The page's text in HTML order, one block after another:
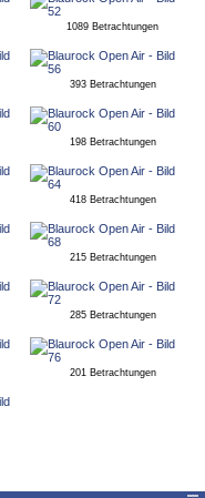
1089 Betrachtungen
393 Betrachtungen
198 Betrachtungen
418 Betrachtungen
215 Betrachtungen
285 Betrachtungen
201 Betrachtungen